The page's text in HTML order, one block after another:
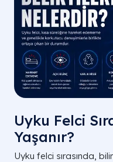
Uyku Felci
Yaşanır?
Uyku felci sırasında,